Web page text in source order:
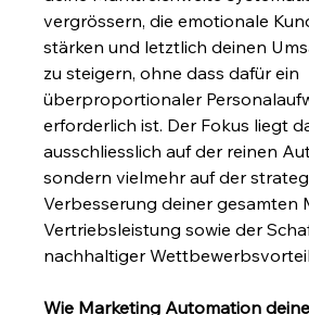
vergrössern, die emotionale
stärken und letztlich deinen
zu steigern, ohne dass dafür ein
überproportionaler
erforderlich ist. Der Fokus liegt
ausschliesslich auf der reinen
sondern vielmehr auf der
Verbesserung deiner gesamten
Vertriebsleistung sowie der
nachhaltiger
Wie Marketing Automation deine